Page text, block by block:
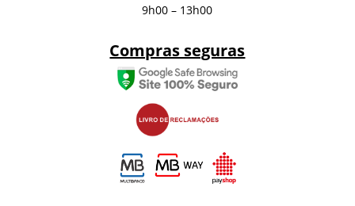
9h00 – 13h00
Compras seguras